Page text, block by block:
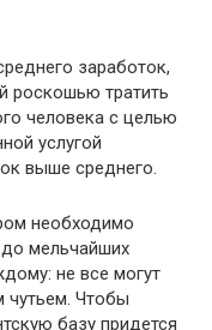
заработок,
роскошью тратить
человека с целью
услугой
выше среднего.
необходимо
мельчайших
не все могут
чутьем. Чтобы
базу придется